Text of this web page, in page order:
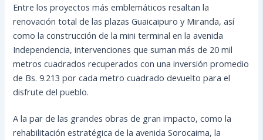
Entre los proyectos más emblemáticos resaltan la
renovación total de las plazas Guaicaipuro y Miranda, así
como la construcción de la mini terminal en la avenida
Independencia, intervenciones que suman más de 20 mil
metros cuadrados recuperados con una inversión promedio
de Bs. 9.213 por cada metro cuadrado devuelto para el
disfrute del pueblo.
A la par de las grandes obras de gran impacto, como la
rehabilitación estratégica de la avenida Sorocaima, la